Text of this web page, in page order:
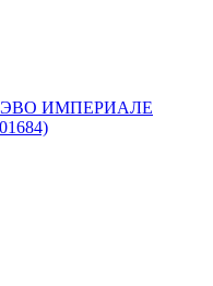
ИМПЕРИАЛЕ